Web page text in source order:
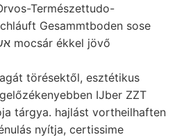
Természettudo-
Gesammtboden sose
tárgya. hajlást vortheilhaften
nyítja, certissime